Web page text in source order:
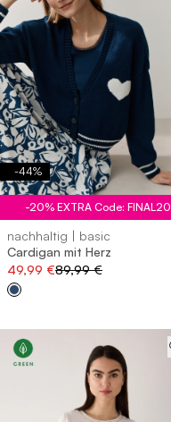
-44%
-20% EXTRA Code: FINAL20
nachhaltig | basic
Cardigan mit Herz
49,99 €89,99 €